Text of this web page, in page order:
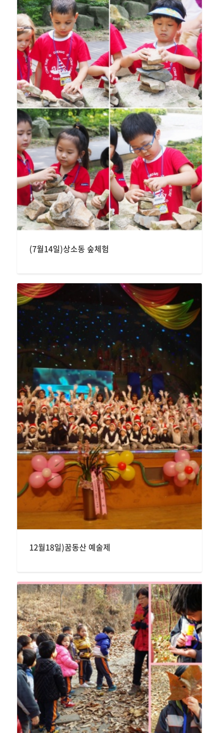
(7월14일)상소동 숲체험
12월18일)꿈동산 예술제